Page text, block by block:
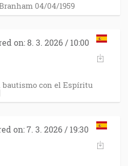
04/04/1959
on: 8. 3. 2026 / 10:00
bautismo con el Espíritu
on: 7. 3. 2026 / 19:30